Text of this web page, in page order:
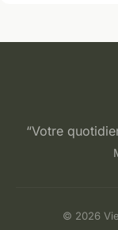
“Votre
© 2026